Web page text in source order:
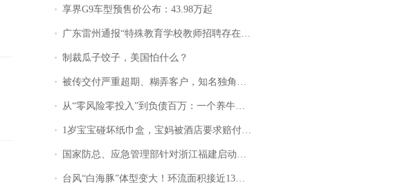
享界G9车型预售价公布：43.98万起
广东雷州通报“特殊教育学校教师招聘存在违规行为”：已启动问责程序 副校长被停职
制裁瓜子饺子，美国怕什么？
被传交付严重超期、糊弄客户，知名独角兽车企创始人回应：都没证据，将依法采取措施，“本人长期与美国交管局保持沟通，对方表示肯定”
从“零风险零投入”到负债百万：一个养牛项目崩盘后，谁该为农户的贷款买单丨红星调查
1岁宝宝碰坏纸巾盒，宝妈被酒店要求赔付924元！三亚一酒店回复：骨瓷定制！网友一查价格，吵翻了
国家防总、应急管理部针对浙江福建启动防汛防台风四级应急响应
台风“白海豚”体型变大！环流面积接近13个浙江那么大